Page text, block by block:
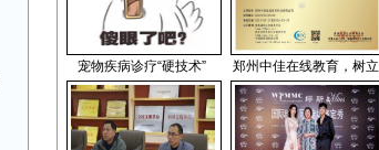
宠物疾病诊疗“硬技术” 郑州中佳在线教育，树立